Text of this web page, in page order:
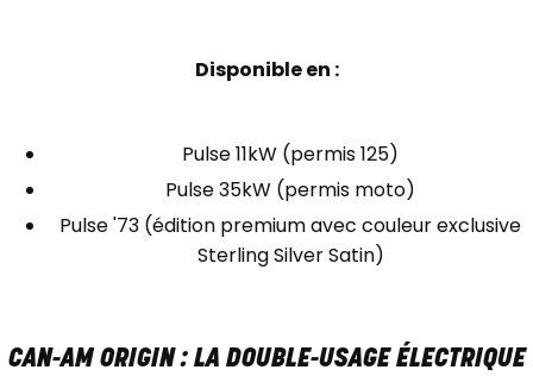
Disponible en :
Pulse 11kW (permis 125)
Pulse 35kW (permis moto)
Pulse '73 (édition premium avec couleur exclusive
Sterling Silver Satin)
CAN-AM ORIGIN : LA DOUBLE-USAGE ÉLECTRIQUE